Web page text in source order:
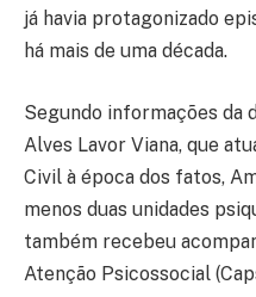
já havia protagonizado
há mais de uma década.
Segundo informações da
Alves Lavor Viana, que
Civil à época dos fatos,
menos duas unidades
também recebeu
Atenção Psicossocial